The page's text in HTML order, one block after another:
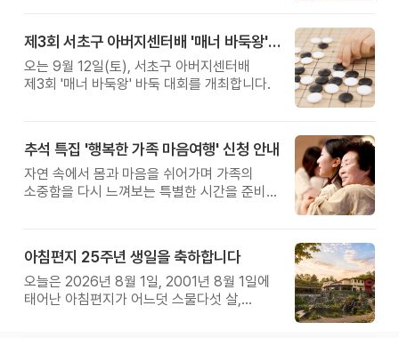
제3회 서초구 아버지센터배 '매너 바둑왕' 대회
오는 9월 12일(토), 서초구 아버지센터배
제3회 '매너 바둑왕' 바둑 대회를 개최합니다.
추석 특집 '행복한 가족 마음여행' 신청 안내
자연 속에서 몸과 마음을 쉬어가며 가족의
소중함을 다시 느껴보는 특별한 시간을 준비해
아침편지 25주년 생일을 축하합니다
오늘은 2026년 8월 1일, 2001년 8월 1일에
태어난 아침편지가 어느덧 스물다섯 살,